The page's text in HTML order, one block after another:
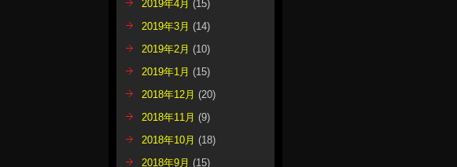
2019年4月 (15)
2019年3月 (14)
2019年2月 (10)
2019年1月 (15)
2018年12月 (20)
2018年11月 (9)
2018年10月 (18)
2018年9月 (15)